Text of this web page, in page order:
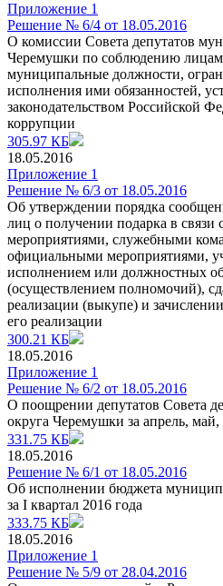
Приложение 1
Решение № 6/4 от 18.05.2016
О комиссии Совета депутатов
Черемушки по соблюдению
муниципальные должности,
исполнения ими обязанностей,
законодательством Российской
коррупции
305.97 КБ
18.05.2016
Приложение 1
Решение № 6/3 от 18.05.2016
Об утверждении порядка
лиц о получении подарка в связи
мероприятиями, служебными
официальными мероприятиями,
исполнением или должностных
(осуществлением полномочий),
реализации (выкупе) и
его реализации
300.21 КБ
18.05.2016
Приложение 1
Решение № 6/2 от 18.05.2016
О поощрении депутатов Совета
округа Черемушки за апрель,
331.75 КБ
18.05.2016
Решение № 6/1 от 18.05.2016
Об исполнении бюджета
за I квартал 2016 года
333.75 КБ
18.05.2016
Приложение 1
Решение № 5/9 от 28.04.2016